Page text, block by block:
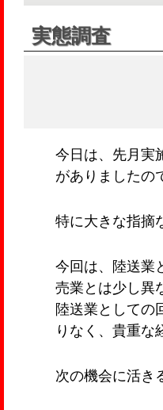
実態調査
今日は、先月実
がありましたの
特に大きな指摘
今回は、陸送業
売業とは少し異
陸送業としての
りなく、貴重な
次の機会に活き